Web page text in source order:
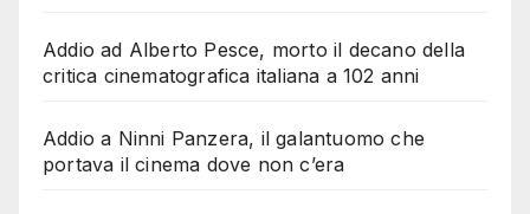
Addio ad Alberto Pesce, morto il decano della
critica cinematografica italiana a 102 anni
Addio a Ninni Panzera, il galantuomo che
portava il cinema dove non c’era